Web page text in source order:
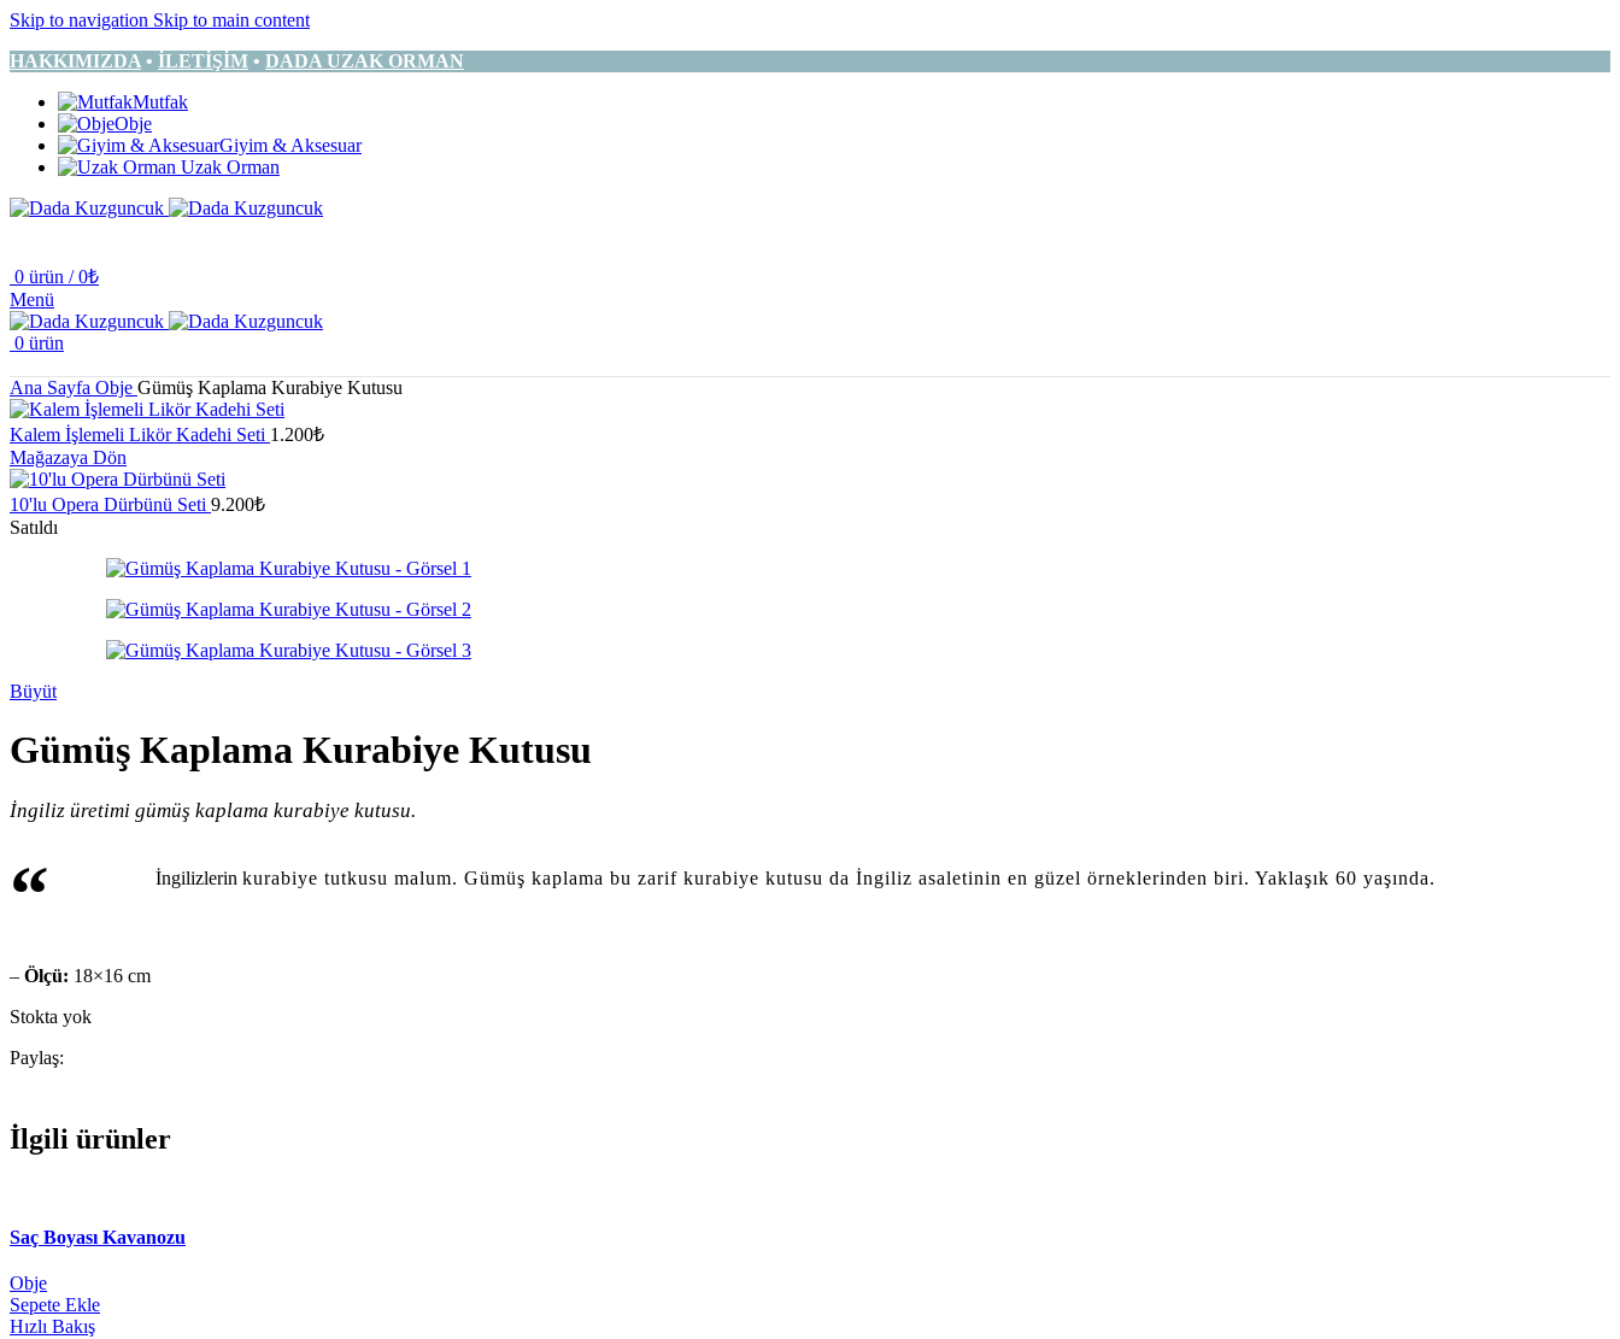
Skip to navigation Skip to main content
HAKKIMIZDA • İLETİŞİM • DADA UZAK ORMAN
Mutfak
Obje
Giyim & Aksesuar
Uzak Orman
0 ürün / 0₺
Menü
0 ürün
Ana Sayfa Obje Gümüş Kaplama Kurabiye Kutusu
Kalem İşlemeli Likör Kadehi Seti 1.200₺
Mağazaya Dön
10'lu Opera Dürbünü Seti 9.200₺
Satıldı
Büyüt
Gümüş Kaplama Kurabiye Kutusu
İngiliz üretimi gümüş kaplama kurabiye kutusu.
“ İngilizlerin kurabiye tutkusu malum. Gümüş kaplama bu zarif kurabiye kutusu da İngiliz asaletinin en güzel örneklerinden biri. Yaklaşık 60 yaşında.
– Ölçü: 18×16 cm
Stokta yok
Paylaş:
İlgili ürünler
Saç Boyası Kavanozu
Obje
Sepete Ekle
Hızlı Bakış